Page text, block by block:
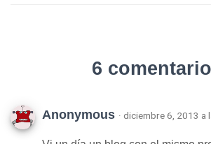
6
Anonymous · diciembre 6, 2013 a